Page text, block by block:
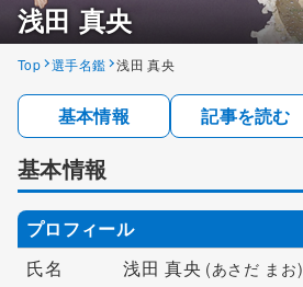
浅田 真央
Top 選手名鑑 浅田 真央
基本情報 記事を読む
基本情報
プロフィール
氏名
浅田 真央 (あさだ まお)